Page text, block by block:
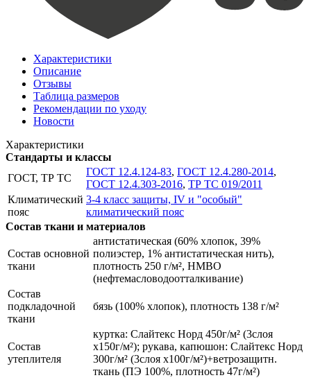
Характеристики
Описание
Отзывы
Таблица размеров
Рекомендации по уходу
Новости
Характеристики
Стандарты и классы
ГОСТ, ТР ТС
ГОСТ 12.4.124-83, ГОСТ 12.4.280-2014,
ГОСТ 12.4.303-2016, ТР ТС 019/2011
Климатический
пояс
3-4 класс защиты, IV и "особый"
климатический пояс
Состав ткани и материалов
Состав основной
ткани
антистатическая (60% хлопок, 39%
полиэстер, 1% антистатическая нить),
плотность 250 г/м², НМВО
(нефтемасловодоотталкивание)
Состав
подкладочной
ткани
бязь (100% хлопок), плотность 138 г/м²
Состав
утеплителя
куртка: Слайтекс Норд 450г/м² (3слоя
x150г/м²); рукава, капюшон: Слайтекс Норд
300г/м² (3слоя x100г/м²)+ветрозащитн.
ткань (ПЭ 100%, плотность 47г/м²)